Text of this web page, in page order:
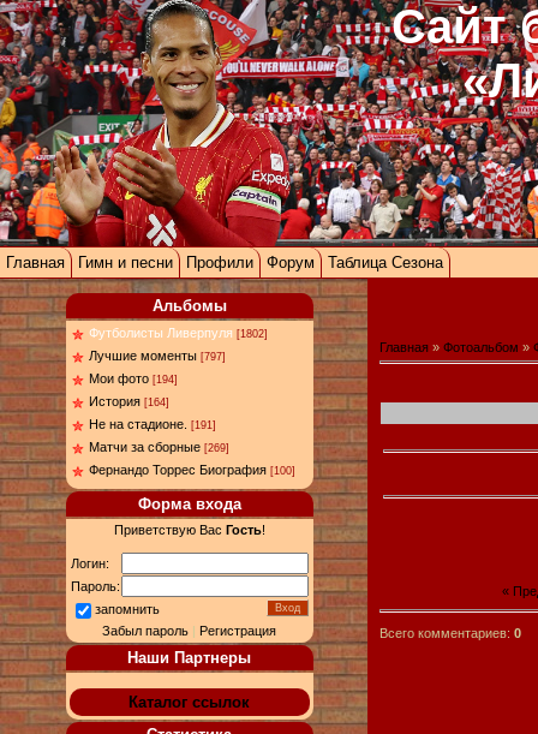
Сайт
Главная Гимн и песни Профили Форум Таблица Сезона
Альбомы
Футболисты Ливерпуля [1802]
Лучшие моменты [797]
Мои фото [194]
История [164]
Не на стадионе. [191]
Матчи за сборные [269]
Фернандо Торрес Биография [100]
Форма входа
Приветствую Вас Гость!
Логин:
Пароль:
запомнить
Забыл пароль |Регистрация
Наши Партнеры
Каталог ссылок
Главная » Фотоальбом »
«
Всего комментариев: 0